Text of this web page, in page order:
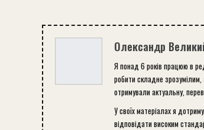
Олександр
Я понад 6 років працюю в
робити складне
отримували актуальну,
У своїх матеріалах я
відповідати високим